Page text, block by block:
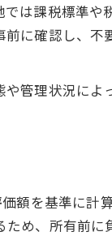
は課税標準や
に確認し、不
管理状況によ
額を基準に計
め、所有前に